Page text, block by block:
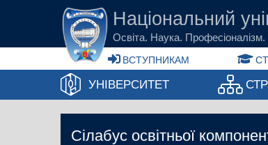
Перейти до основного вмісту
Національний
Освіта. Наука. Професіоналізм.
ВСТУПНИКАМ
УНІВЕРСИТЕТ
Сілабус освітньої